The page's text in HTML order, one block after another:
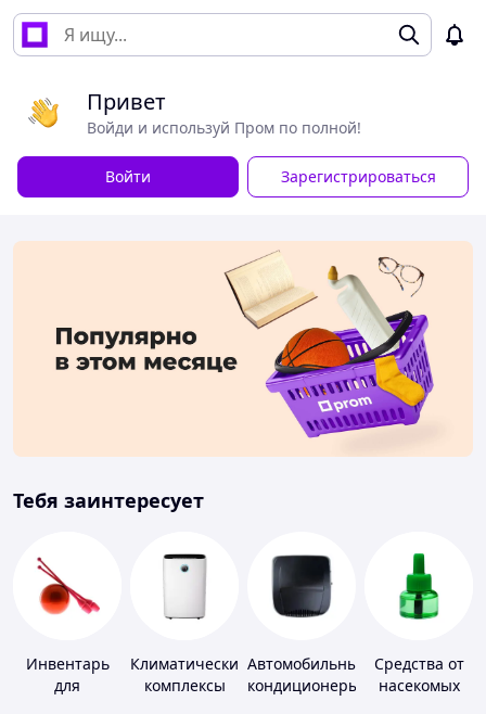
Привет
Войди и используй Пром по полной!
Войти Зарегистрироваться
Тебя заинтересует
Инвентарь
для
Климатические
комплексы
Автомобильные
кондиционеры
Средства от
насекомых